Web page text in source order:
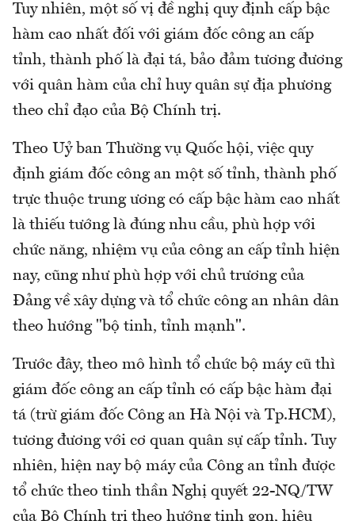
Tuy nhiên, một số vị đề nghị quy định cấp bậc
hàm cao nhất đối với giám đốc công an cấp
tỉnh, thành phố là đại tá, bảo đảm tương đương
với quân hàm của chỉ huy quân sự địa phương
theo chỉ đạo của Bộ Chính trị.
Theo Uỷ ban Thường vụ Quốc hội, việc quy
định giám đốc công an một số tỉnh, thành phố
trực thuộc trung ương có cấp bậc hàm cao nhất
là thiếu tướng là đúng nhu cầu, phù hợp với
chức năng, nhiệm vụ của công an cấp tỉnh hiện
nay, cũng như phù hợp với chủ trương của
Đảng về xây dựng và tổ chức công an nhân dân
theo hướng "bộ tinh, tỉnh mạnh".
Trước đây, theo mô hình tổ chức bộ máy cũ thì
giám đốc công an cấp tỉnh có cấp bậc hàm đại
tá (trừ giám đốc Công an Hà Nội và Tp.HCM),
tương đương với cơ quan quân sự cấp tỉnh. Tuy
nhiên, hiện nay bộ máy của Công an tỉnh được
tổ chức theo tinh thần Nghị quyết 22-NQ/TW
của Bộ Chính trị theo hướng tinh gọn, hiệu